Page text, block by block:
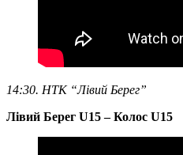
14:30. НТК “Лівий Берег”
Лівий Берег U15 – Колос U15